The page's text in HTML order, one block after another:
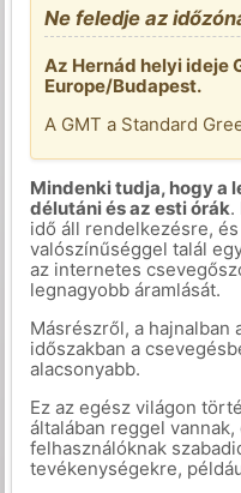
Ne feledje az
Az Hernád helyi ideje
Europe/Budapest.
A GMT a Standard
Mindenki tudja, hogy a
délutáni és az esti órák.
idő áll rendelkezésre,
valószínűséggel talál
az internetes
legnagyobb áramlását.
Másrészről, a hajnalban
időszakban a
alacsonyabb.
Ez az egész világon
általában reggel
felhasználóknak
tevékenységekre,